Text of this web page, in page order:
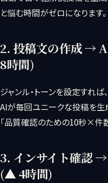
と悩む時間がゼロになります。
2. 投稿文の作成 →
8時間)
ジャンル・トーンを設定すれば、
AIが毎回ユニークな投稿を生
「品質確認のための10秒×件
3. インサイト確認
(▲ 4時間)